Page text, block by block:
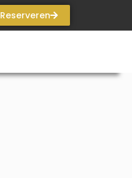
Reserveren